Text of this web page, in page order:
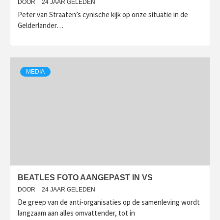
DOOR 24 JAAR GELEDEN
Peter van Straaten’s cynische kijk op onze situatie in de
Gelderlander…
MEDIA
BEATLES FOTO AANGEPAST IN VS
DOOR 24 JAAR GELEDEN
De greep van de anti-organisaties op de samenleving wordt
langzaam aan alles omvattender, tot in